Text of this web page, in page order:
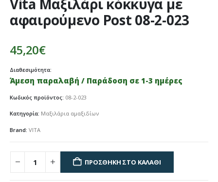
Vita Μαξιλάρι κόκκυγα με
αφαιρούμενο Post 08-2-023
45,20€
Διαθεσιμότητα:
Άμεση παραλαβή / Παράδοση σε 1-3 ημέρες
Κωδικός προϊόντος: 08-2-023
Κατηγορία: Μαξιλάρια αμαξιδίων
Brand: VITA
ΠΡΟΣΘΉΚΗ ΣΤΟ ΚΑΛΆΘΙ